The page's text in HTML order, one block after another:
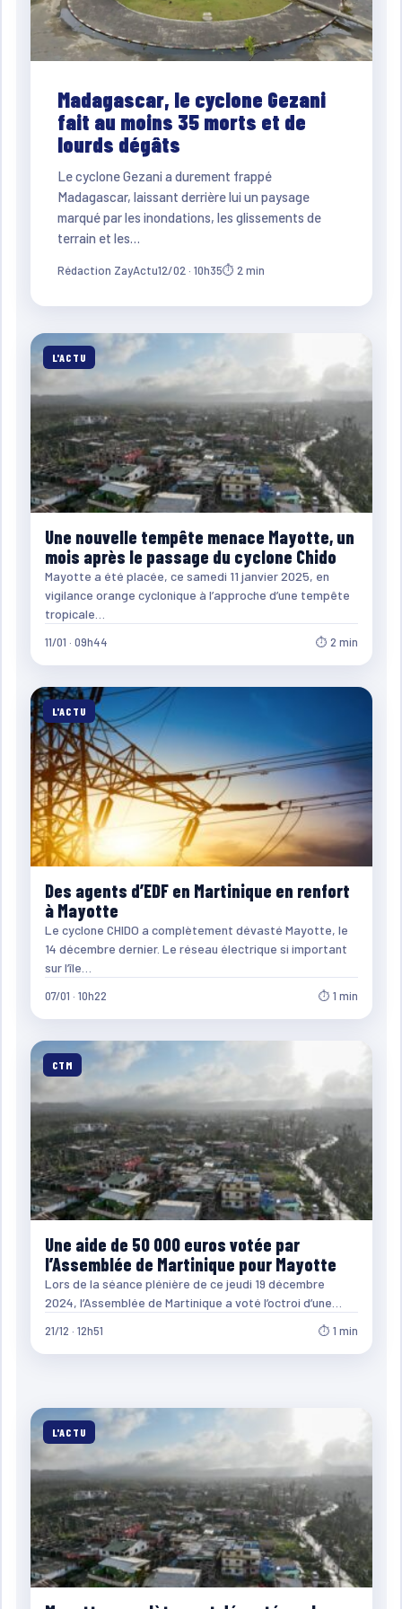
Madagascar, le cyclone Gezani
fait au moins 35 morts et de
lourds dégâts
Le cyclone Gezani a durement frappé
Madagascar, laissant derrière lui un paysage
marqué par les inondations, les glissements de
terrain et les…
Rédaction ZayActu12/02 · 10h35⏱ 2 min
L'ACTU
Une nouvelle tempête menace Mayotte, un
mois après le passage du cyclone Chido
Mayotte a été placée, ce samedi 11 janvier 2025, en
vigilance orange cyclonique à l’approche d’une tempête
tropicale…
11/01 · 09h44 ⏱ 2 min
L'ACTU
Des agents d’EDF en Martinique en renfort
à Mayotte
Le cyclone CHIDO a complètement dévasté Mayotte, le
14 décembre dernier. Le réseau électrique si important
sur l’île…
07/01 · 10h22 ⏱ 1 min
CTM
Une aide de 50 000 euros votée par
l’Assemblée de Martinique pour Mayotte
Lors de la séance plénière de ce jeudi 19 décembre
2024, l’Assemblée de Martinique a voté l’octroi d’une…
21/12 · 12h51 ⏱ 1 min
L'ACTU